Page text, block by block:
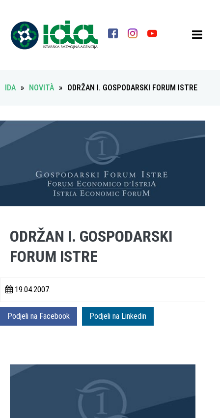
IDA » NOVITÀ » ODRŽAN I. GOSPODARSKI FORUM ISTRE
ODRŽAN I. GOSPODARSKI
FORUM ISTRE
19.04.2007.
Podjeli na Facebook Podjeli na Linkedin